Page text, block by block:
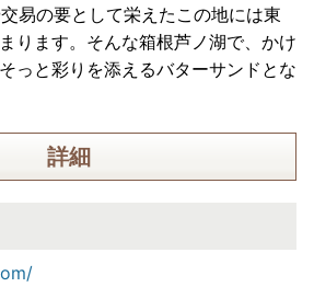
易の要として栄えたこの地には東
ります。そんな箱根芦ノ湖で、かけ
っと彩りを添えるバターサンドとな
詳細